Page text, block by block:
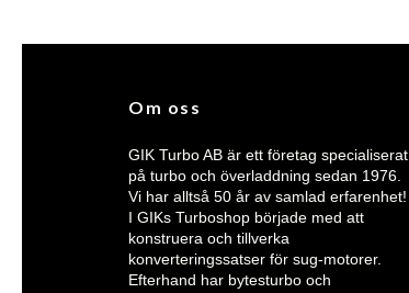
Om oss
GIK Turbo AB är ett företag specialiserat
på turbo och överladdning sedan 1976.
Vi har alltså 50 år av samlad erfarenhet!
I GIKs Turboshop började med att
konstruera och tillverka
konverteringssatser för sug-motorer.
Efterhand har bytesturbo och